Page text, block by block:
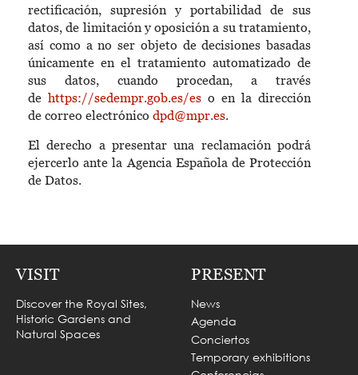
rectificación, supresión y portabilidad de sus
datos, de limitación y oposición a su tratamiento,
así como a no ser objeto de decisiones basadas
únicamente en el tratamiento automatizado de
sus datos, cuando procedan, a través
de https://sedempr.gob.es/es o en la dirección
de correo electrónico dpd@mpr.es.
El derecho a presentar una reclamación podrá
ejercerlo ante la Agencia Española de Protección
de Datos.
VISIT
Discover the Royal Sites,
Historic Gardens and
Natural Spaces
PRESENT
News
Agenda
Conciertos
Temporary exhibitions